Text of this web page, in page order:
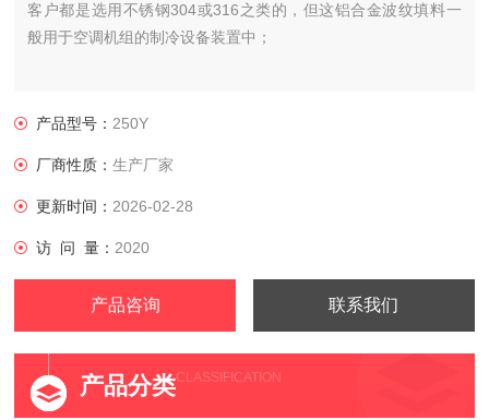
客户都是选用不锈钢304或316之类的，但这铝合金波纹填料一
般用于空调机组的制冷设备装置中；
产品型号： 250Y
厂商性质：生产厂家
更新时间： 2026-02-28
访 问 量： 2020
产品咨询 联系我们
产品分类CLASSIFICATION